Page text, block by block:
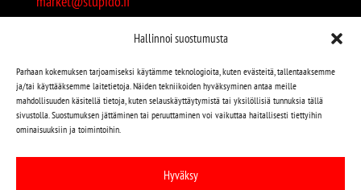
Hallinnoi suostumusta
Parhaan kokemuksen tarjoamiseksi käytämme teknologioita, kuten evästeitä, tallentaaksemme
ja/tai käyttääksemme laitetietoja. Näiden tekniikoiden hyväksyminen antaa meille
mahdollisuuden käsitellä tietoja, kuten selauskäyttäytymistä tai yksilöllisiä tunnuksia tällä
sivustolla. Suostumuksen jättäminen tai peruuttaminen voi vaikuttaa haitallisesti tiettyihin
ominaisuuksiin ja toimintoihin.
Hyväksy
Avoinna:
arkisin 12-18
lauantaisin 12-17
Stupido löytyy myös kivijalasta!